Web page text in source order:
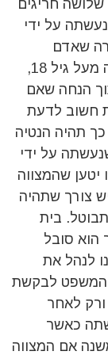
חריגים
על ידי
לגיל 18. במקרה שאדם
מתחת לגיל 18 ערך צוואה, ונפטר כשהיה מעל גיל 18,
הנחה שאם
חשוב לדעת
תהיה הנטיה
על ידי
יטען שהמצווה
צורך שתהיה
בית
הוא סובל
לנהל את
המשפט לבקשת
ורק לאחר
כאשר
אם המצווה